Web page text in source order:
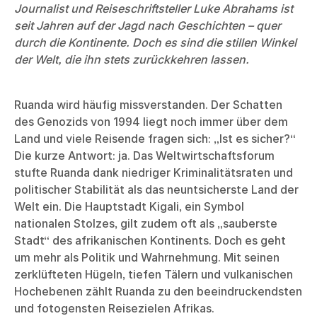
Journalist und Reiseschriftsteller Luke Abrahams ist
seit Jahren auf der Jagd nach Geschichten – quer
durch die Kontinente. Doch es sind die stillen Winkel
der Welt, die ihn stets zurückkehren lassen.
Ruanda wird häufig missverstanden. Der Schatten
des Genozids von 1994 liegt noch immer über dem
Land und viele Reisende fragen sich: „Ist es sicher?“
Die kurze Antwort: ja. Das Weltwirtschaftsforum
stufte Ruanda dank niedriger Kriminalitätsraten und
politischer Stabilität als das neuntsicherste Land der
Welt ein. Die Hauptstadt Kigali, ein Symbol
nationalen Stolzes, gilt zudem oft als „sauberste
Stadt“ des afrikanischen Kontinents. Doch es geht
um mehr als Politik und Wahrnehmung. Mit seinen
zerklüfteten Hügeln, tiefen Tälern und vulkanischen
Hochebenen zählt Ruanda zu den beeindruckendsten
und fotogensten Reisezielen Afrikas.